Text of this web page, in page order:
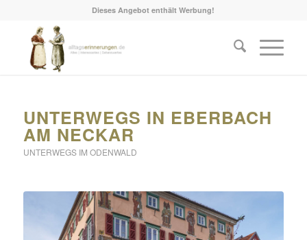
Dieses Angebot enthält Werbung!
UNTERWEGS IN EBERBACH
AM NECKAR
UNTERWEGS IM ODENWALD